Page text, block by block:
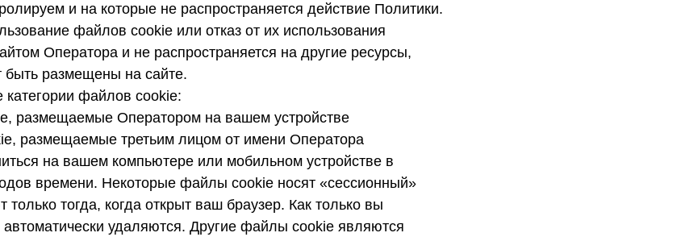
и на которые не распространяется действие Политики.
файлов cookie или отказ от их использования
Оператора и не распространяется на другие ресурсы,
быть размещены на сайте.
файлов cookie:
размещаемые Оператором на вашем устройстве
размещаемые третьим лицом от имени Оператора
на вашем компьютере или мобильном устройстве в
времени. Некоторые файлы cookie носят «сессионный»
только тогда, когда открыт ваш браузер. Как только вы
автоматически удаляются. Другие файлы cookie являются